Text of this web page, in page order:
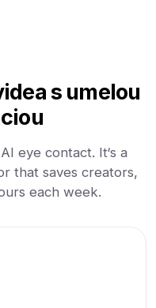
s umelou
eye contact. It‘s a
that saves creators,
each week.